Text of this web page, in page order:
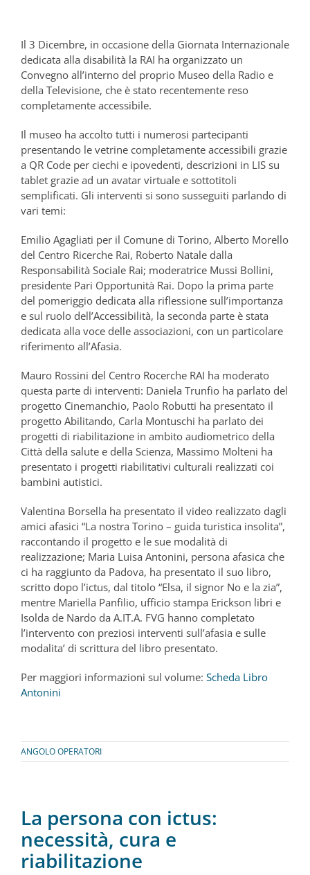
Il 3 Dicembre, in occasione della Giornata Internazionale
dedicata alla disabilità la RAI ha organizzato un
Convegno all’interno del proprio Museo della Radio e
della Televisione, che è stato recentemente reso
completamente accessibile.
Il museo ha accolto tutti i numerosi partecipanti
presentando le vetrine completamente accessibili grazie
a QR Code per ciechi e ipovedenti, descrizioni in LIS su
tablet grazie ad un avatar virtuale e sottotitoli
semplificati. Gli interventi si sono susseguiti parlando di
vari temi:
Emilio Agagliati per il Comune di Torino, Alberto Morello
del Centro Ricerche Rai, Roberto Natale dalla
Responsabilità Sociale Rai; moderatrice Mussi Bollini,
presidente Pari Opportunità Rai. Dopo la prima parte
del pomeriggio dedicata alla riflessione sull’importanza
e sul ruolo dell’Accessibilità, la seconda parte è stata
dedicata alla voce delle associazioni, con un particolare
riferimento all’Afasia.
Mauro Rossini del Centro Rocerche RAI ha moderato
questa parte di interventi: Daniela Trunfio ha parlato del
progetto Cinemanchio, Paolo Robutti ha presentato il
progetto Abilitando, Carla Montuschi ha parlato dei
progetti di riabilitazione in ambito audiometrico della
Città della salute e della Scienza, Massimo Molteni ha
presentato i progetti riabilitativi culturali realizzati coi
bambini autistici.
Valentina Borsella ha presentato il video realizzato dagli
amici afasici “La nostra Torino – guida turistica insolita”,
raccontando il progetto e le sue modalità di
realizzazione; Maria Luisa Antonini, persona afasica che
ci ha raggiunto da Padova, ha presentato il suo libro,
scritto dopo l’ictus, dal titolo “Elsa, il signor No e la zia”,
mentre Mariella Panfilio, ufficio stampa Erickson libri e
Isolda de Nardo da A.IT.A. FVG hanno completato
l’intervento con preziosi interventi sull’afasia e sulle
modalita’ di scrittura del libro presentato.
Per maggiori informazioni sul volume: Scheda Libro
Antonini
ANGOLO OPERATORI
La persona con ictus:
necessità, cura e
riabilitazione